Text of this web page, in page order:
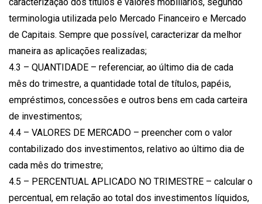
terminologia utilizada pelo Mercado Financeiro e Mercado
de Capitais. Sempre que possível, caracterizar da melhor
maneira as aplicações realizadas;
4.3 – QUANTIDADE – referenciar, ao último dia de cada
mês do trimestre, a quantidade total de títulos, papéis,
empréstimos, concessões e outros bens em cada carteira
de investimentos;
4.4 – VALORES DE MERCADO – preencher com o valor
contabilizado dos investimentos, relativo ao último dia de
cada mês do trimestre;
4.5 – PERCENTUAL APLICADO NO TRIMESTRE – calcular o
percentual, em relação ao total dos investimentos líquidos,